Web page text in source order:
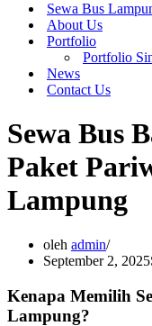
Sewa Bus
About Us
Portfolio
Portfolio
News
Contact Us
Sewa Bus
Paket
Lampung
oleh admin
September 2, 2025
Kenapa Memilih
Lampung?